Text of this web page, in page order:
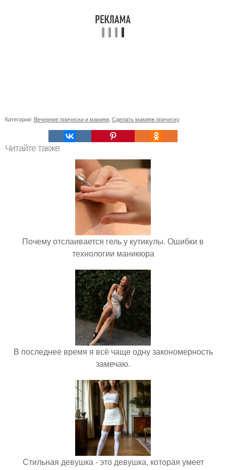
Категории: Вечерние прически и макияж Сделать макияж прическу
Читайте также
Почему отслаивается гель у кутикулы. Ошибки в
технологии маникюра
В последнее время я всё чаще одну закономерность
замечаю.
Стильная девушка - это девушка, которая умеет